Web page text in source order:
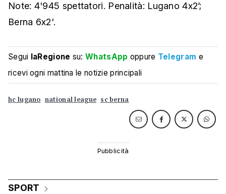
Note: 4'945 spettatori. Penalità: Lugano 4x2’;
Berna 6x2'.
Segui laRegione su:WhatsApp oppure Telegram e
ricevi ogni mattina le notizie principali
hc lugano national league sc berna
SPORT